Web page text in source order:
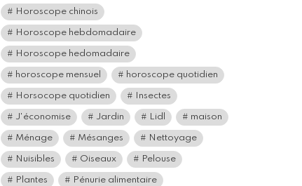
Horoscope chinois
Horoscope hebdomadaire
Horoscope hedomadaire
horoscope mensuel horoscope quotidien
Horsocope quotidien Insectes
J'économise Jardin Lidl maison
Ménage Mésanges Nettoyage
Nuisibles Oiseaux Pelouse
Plantes Pénurie alimentaire